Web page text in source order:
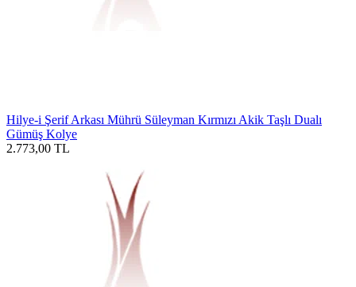
Hilye-i Şerif Arkası Mührü Süleyman Kırmızı Akik Taşlı Dualı
Gümüş Kolye
2.773,00 TL